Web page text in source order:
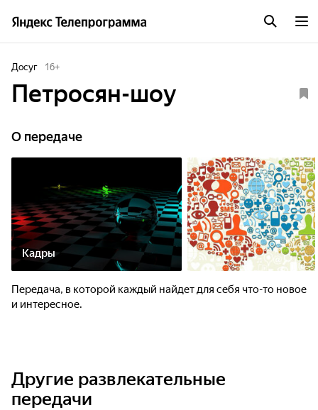
Досуг 16+
Петросян-шоу
О передаче
Кадры
Передача, в которой каждый найдет для себя что-то новое
и интересное.
Другие развлекательные
передачи